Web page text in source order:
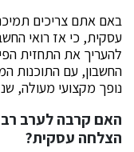
באם אתם צריכים
עסקית, כי אז רואי
להעריך את התחזית
החשבון, עם התוכנות
נופך מקצועי מעולה,
האם קרבה לערב רב
הצלחה עסקית?